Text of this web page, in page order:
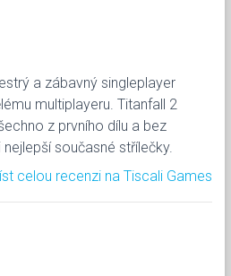
a zábavný singleplayer
multiplayeru. Titanfall 2
z prvního dílu a bez
současné střílečky.
celou recenzi na Tiscali Games